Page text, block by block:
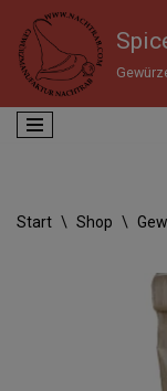
Zum
Inhalt
springen
Start \ Shop \